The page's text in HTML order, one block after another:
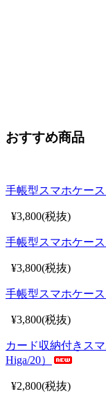
おすすめ商品
手帳型スマホケース
¥3,800(税抜)
手帳型スマホケース
¥3,800(税抜)
手帳型スマホケース
¥3,800(税抜)
カード収納付きス
Higa/20）
¥2,800(税抜)